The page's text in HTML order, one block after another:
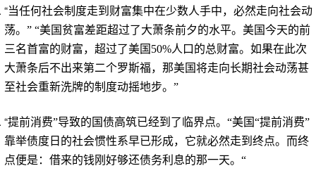
“当任何社会制度走到财富集中在少数人手中，必然走向社会动
荡。” “美国贫富差距超过了大萧条前夕的水平。美国今天的前
三名首富的财富，超过了美国 50%人口的总财富。如果在此次
大萧条后不出来第二个罗斯福，那美国将走向长期社会动荡甚
至社会重新洗牌的制度动摇地步。”
“提前消费”导致的国债高筑已经到了临界点。“美国“提前消费”
靠举债度日的社会惯性系早已形成，它就必然走到终点。而终
点便是：借来的钱刚好够还债务利息的那一天。“